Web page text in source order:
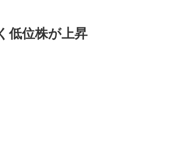
低位株が上昇